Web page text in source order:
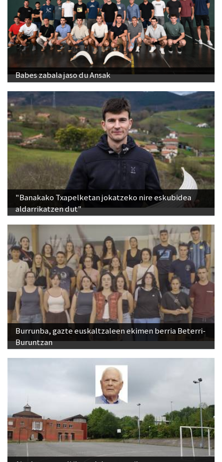
Babes zabala jaso du Ansak
"Banakako Txapelketan jokatzeko nire eskubidea
aldarrikatzen dut"
Burrunba, gazte euskaltzaleen ekimen berria Beterri-
Buruntzan